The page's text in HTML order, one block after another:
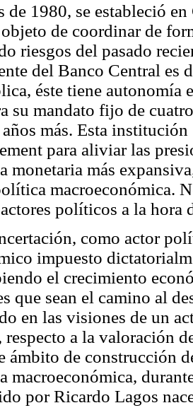
de 1980, se estableció
de coordinar de
riesgos del pasado
del Banco Central es
éste tiene autonomía
su mandato fijo de
más. Esta
para aliviar las
monetaria más
macroeconómica.
políticos a la hora
como actor
impuesto
el crecimiento
que sean el camino al
en las visiones de un
respecto a la valoración
ámbito de construcción
macroeconómica,
por Ricardo Lagos